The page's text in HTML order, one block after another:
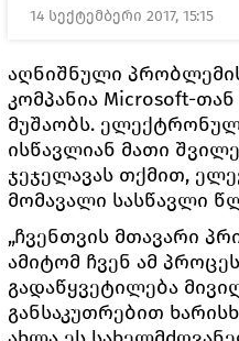
14 სექტემბერი 2017, 15:15
აღნიშნული
კომპანია Microsoft-
მუშაობს.
ისწავლიან მათი
ჯეჯელავას თქმით,
მომავალი სასწავლი
„ჩვენთვის მთავარი
ამიტომ ჩვენ ამ
გადაწყვეტილება
განსაკუთრებით